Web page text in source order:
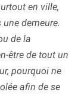
en ville,
demeure.
de la
être de tout un
pourquoi ne
afin de se